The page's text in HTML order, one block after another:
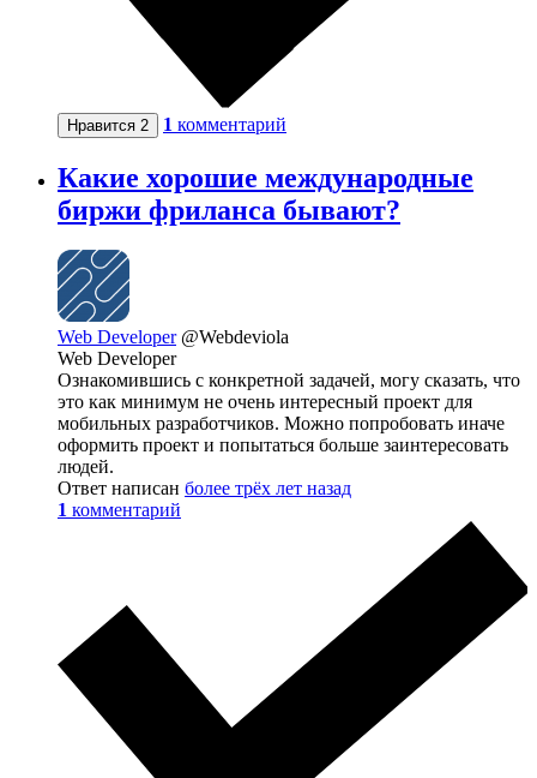
Нравится 2 1 комментарий
Какие хорошие международные
биржи фриланса бывают?
Web Developer @Webdeviola
Web Developer
Ознакомившись с конкретной задачей, могу сказать, что
это как минимум не очень интересный проект для
мобильных разработчиков. Можно попробовать иначе
оформить проект и попытаться больше заинтересовать
людей.
Ответ написан более трёх лет назад
1 комментарий